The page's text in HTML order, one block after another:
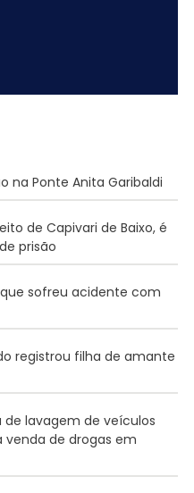
na Ponte Anita Garibaldi
de Capivari de Baixo, é
prisão
sofreu acidente com
registrou filha de amante
de lavagem de veículos
de drogas em